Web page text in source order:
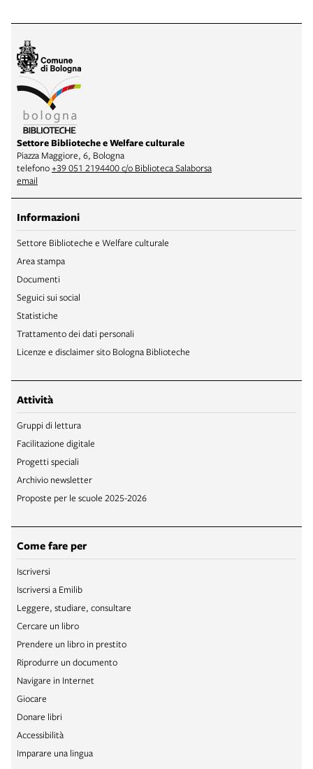
Settore Biblioteche e Welfare culturale
Piazza Maggiore, 6, Bologna
telefono+39 051 2194400 c/o Biblioteca Salaborsa
email
Informazioni
Settore Biblioteche e Welfare culturale
Area stampa
Documenti
Seguici sui social
Statistiche
Trattamento dei dati personali
Licenze e disclaimer sito Bologna Biblioteche
Attività
Gruppi di lettura
Facilitazione digitale
Progetti speciali
Archivio newsletter
Proposte per le scuole 2025-2026
Come fare per
Iscriversi
Iscriversi a Emilib
Leggere, studiare, consultare
Cercare un libro
Prendere un libro in prestito
Riprodurre un documento
Navigare in Internet
Giocare
Donare libri
Accessibilità
Imparare una lingua